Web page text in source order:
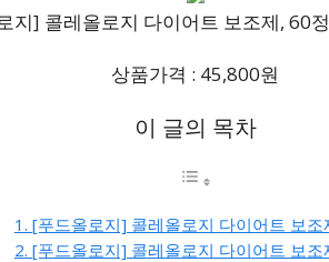
지] 콜레올로지 다이어트 보조제, 60
상품가격 : 45,800원
이 글의 목차
1. [푸드올로지] 콜레올로지 다이어트 보조
2. [푸드올로지] 콜레올로지 다이어트 보조